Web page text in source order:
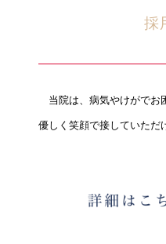
採
当院は、病気やけがでお
優しく笑顔で接していただ